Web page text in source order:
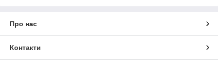
Про нас
Контакти